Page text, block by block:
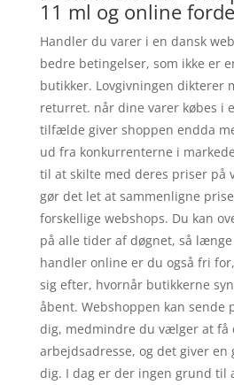
11 ml og online
Handler du varer i en dansk
bedre betingelser, som ikke er
butikker. Lovgivningen dikterer
returret. når dine varer købes i
tilfælde giver shoppen endda
ud fra konkurrenterne i
til at skilte med deres priser på
gør det let at sammenligne
forskellige webshops. Du kan
på alle tider af døgnet, så
handler online er du også fri
sig efter, hvornår butikkerne
åbent. Webshoppen kan sende
dig, medmindre du vælger at få
arbejdsadresse, og det giver
dig. I dag er der ingen grund til